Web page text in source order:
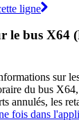
ligne
le bus X64
sur
du bus
annulés, les
fois dans l'appli